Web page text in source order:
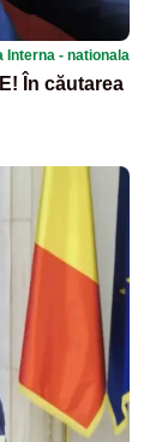
Interna - nationala
În căutarea